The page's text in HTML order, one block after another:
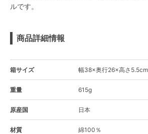
ルです。
商品詳細情報
箱サイズ 幅38×奥行26×高さ5.5cm
重量 615g
原産国 日本
材質 綿100％